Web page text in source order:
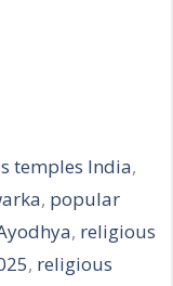
temples India,
, popular
, religious
, religious